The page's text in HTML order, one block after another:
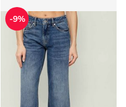
- made in Italy
Jeansy damskie Hugo Blue
-9%